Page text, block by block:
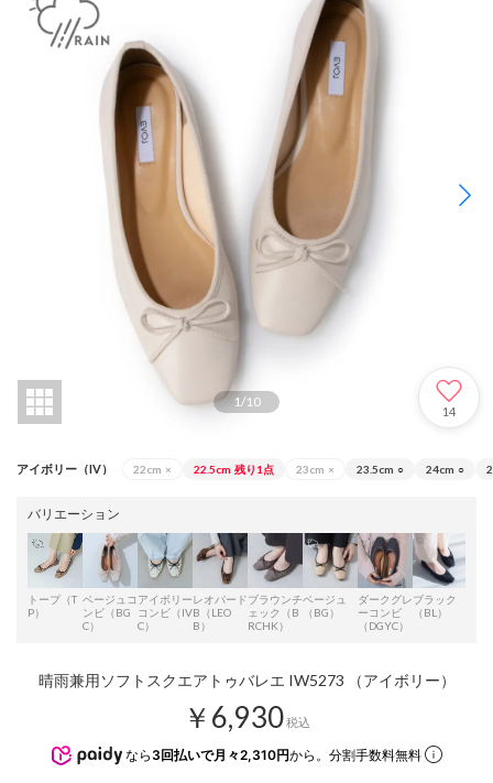
1/10
14
アイボリー（IV） 22cm × 22.5cm 残り1点 23cm × 23.5cm ○ 24cm ○
バリエーション
トープ（T
P）
ベージュコ
ンビ（BG
C）
アイボリー
コンビ（IV
C）
レオパード
B（LEO
B）
ブラウンチ
ェック（B
RCHK）
ベージュ
（BG）
ダークグレ
ーコンビ
（DGYC）
ブラック
（BL）
晴雨兼用ソフトスクエアトゥバレエ IW5273 （アイボリー）
￥6,930税込
なら 3回払いで月々2,310円から。分割手数料無料